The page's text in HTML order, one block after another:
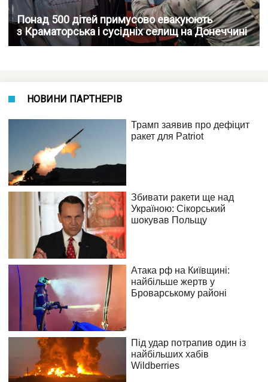
Понад 500 дітей примусово евакуюють
з Краматорська і сусідніх селищ на Донеччині
НОВИНИ ПАРТНЕРІВ